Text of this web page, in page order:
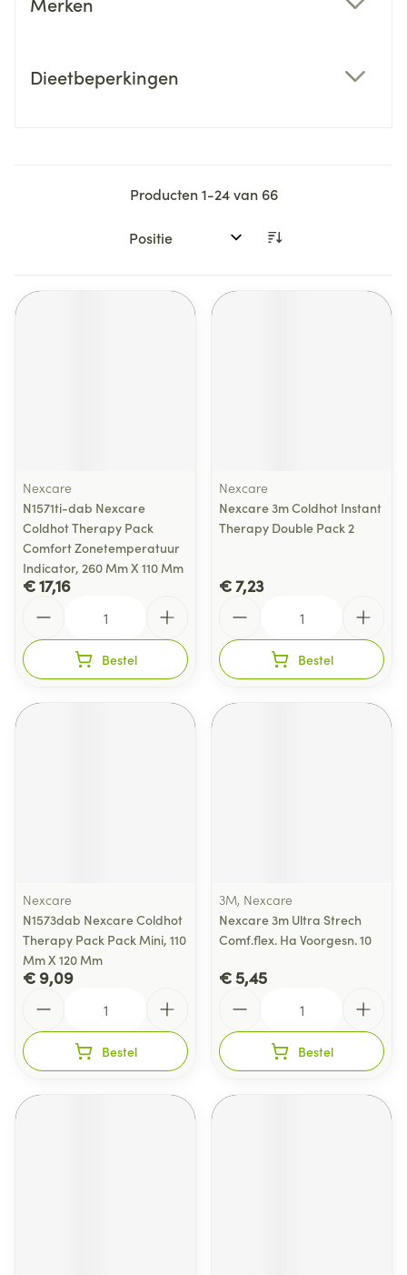
Dieetbeperkingen
Producten1-24van 66
Sorteer op:
Nexcare
N1571ti-dab Nexcare
Coldhot Therapy Pack
Comfort Zonetemperatuur
Indicator, 260 Mm X 110 Mm
€ 17,16
Bestel
Nexcare
Nexcare 3m Coldhot Instant
Therapy Double Pack 2
€ 7,23
Bestel
Nexcare
N1573dab Nexcare Coldhot
Therapy Pack Pack Mini, 110
Mm X 120 Mm
€ 9,09
Bestel
3M, Nexcare
Nexcare 3m Ultra Strech
Comf.flex. Ha Voorgesn. 10
€ 5,45
Bestel